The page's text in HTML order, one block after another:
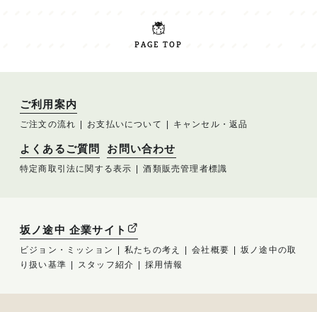
PAGE TOP
ご利用案内
ご注文の流れ お支払いについて キャンセル・返品
よくあるご質問 お問い合わせ
特定商取引法に関する表示 酒類販売管理者標識
坂ノ途中 企業サイト
ビジョン・ミッション 私たちの考え 会社概要
坂ノ途中の取
り扱い基準
スタッフ紹介 採用情報